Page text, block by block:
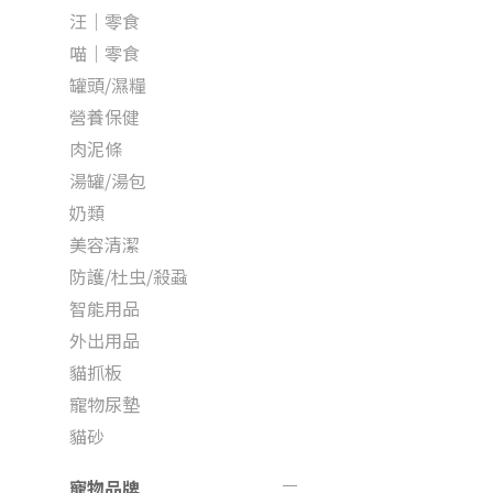
汪｜零食
喵｜零食
罐頭/濕糧
營養保健
肉泥條
湯罐/湯包
奶類
美容清潔
防護/杜虫/殺蝨
智能用品
外出用品
貓抓板
寵物尿墊
貓砂
寵物品牌